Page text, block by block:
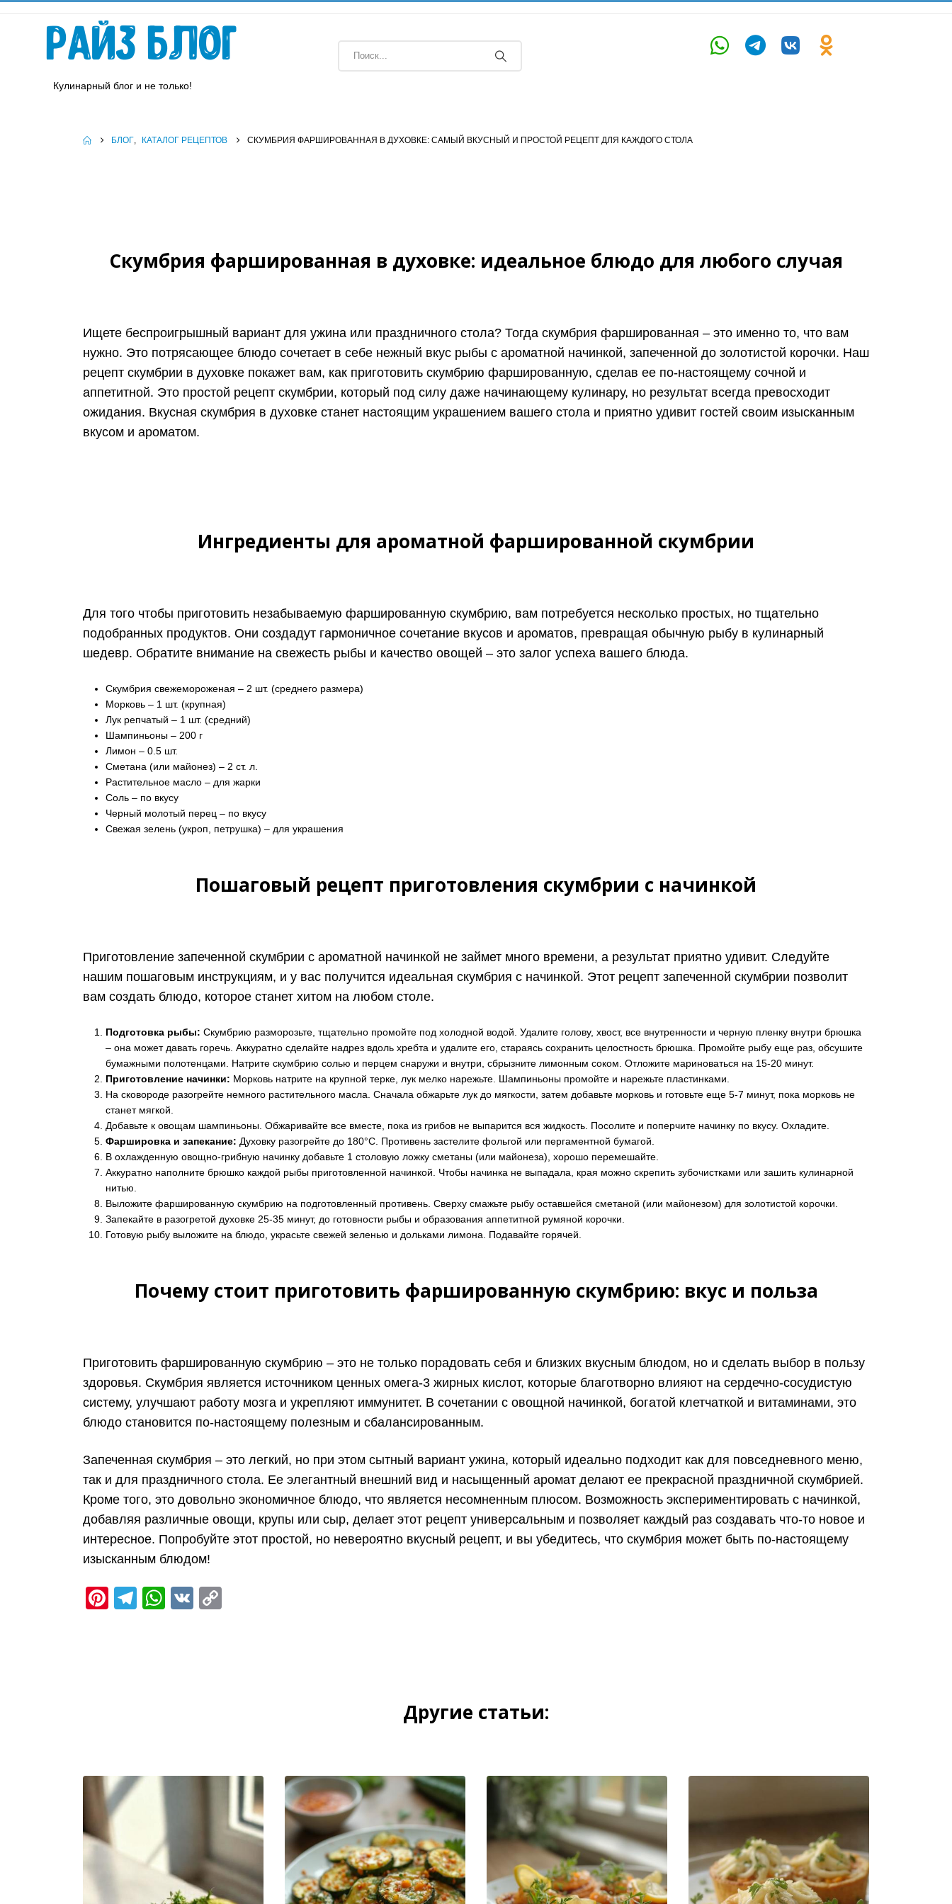
Райз Блог
Кулинарный блог и не только!
БЛОГ, КАТАЛОГ РЕЦЕПТОВ СКУМБРИЯ ФАРШИРОВАННАЯ В ДУХОВКЕ: САМЫЙ ВКУСНЫЙ И ПРОСТОЙ РЕЦЕПТ ДЛЯ КАЖДОГО СТОЛА
Скумбрия фаршированная в духовке: идеальное блюдо для любого случая
Ищете беспроигрышный вариант для ужина или праздничного стола? Тогда скумбрия фаршированная – это именно то, что вам
нужно. Это потрясающее блюдо сочетает в себе нежный вкус рыбы с ароматной начинкой, запеченной до золотистой корочки. Наш
рецепт скумбрии в духовке покажет вам, как приготовить скумбрию фаршированную, сделав ее по-настоящему сочной и
аппетитной. Это простой рецепт скумбрии, который под силу даже начинающему кулинару, но результат всегда превосходит
ожидания. Вкусная скумбрия в духовке станет настоящим украшением вашего стола и приятно удивит гостей своим изысканным
вкусом и ароматом.
Ингредиенты для ароматной фаршированной скумбрии
Для того чтобы приготовить незабываемую фаршированную скумбрию, вам потребуется несколько простых, но тщательно
подобранных продуктов. Они создадут гармоничное сочетание вкусов и ароматов, превращая обычную рыбу в кулинарный
шедевр. Обратите внимание на свежесть рыбы и качество овощей – это залог успеха вашего блюда.
Скумбрия свежемороженая – 2 шт. (среднего размера)
Морковь – 1 шт. (крупная)
Лук репчатый – 1 шт. (средний)
Шампиньоны – 200 г
Лимон – 0.5 шт.
Сметана (или майонез) – 2 ст. л.
Растительное масло – для жарки
Соль – по вкусу
Черный молотый перец – по вкусу
Свежая зелень (укроп, петрушка) – для украшения
Пошаговый рецепт приготовления скумбрии с начинкой
Приготовление запеченной скумбрии с ароматной начинкой не займет много времени, а результат приятно удивит. Следуйте
нашим пошаговым инструкциям, и у вас получится идеальная скумбрия с начинкой. Этот рецепт запеченной скумбрии позволит
вам создать блюдо, которое станет хитом на любом столе.
Подготовка рыбы: Скумбрию разморозьте, тщательно промойте под холодной водой. Удалите голову, хвост, все внутренности и черную пленку внутри брюшка
– она может давать горечь. Аккуратно сделайте надрез вдоль хребта и удалите его, стараясь сохранить целостность брюшка. Промойте рыбу еще раз, обсушите
бумажными полотенцами. Натрите скумбрию солью и перцем снаружи и внутри, сбрызните лимонным соком. Отложите мариноваться на 15-20 минут.
Приготовление начинки: Морковь натрите на крупной терке, лук мелко нарежьте. Шампиньоны промойте и нарежьте пластинками.
На сковороде разогрейте немного растительного масла. Сначала обжарьте лук до мягкости, затем добавьте морковь и готовьте еще 5-7 минут, пока морковь не
станет мягкой.
Добавьте к овощам шампиньоны. Обжаривайте все вместе, пока из грибов не выпарится вся жидкость. Посолите и поперчите начинку по вкусу. Охладите.
Фаршировка и запекание: Духовку разогрейте до 180°C. Противень застелите фольгой или пергаментной бумагой.
В охлажденную овощно-грибную начинку добавьте 1 столовую ложку сметаны (или майонеза), хорошо перемешайте.
Аккуратно наполните брюшко каждой рыбы приготовленной начинкой. Чтобы начинка не выпадала, края можно скрепить зубочистками или зашить кулинарной
нитью.
Выложите фаршированную скумбрию на подготовленный противень. Сверху смажьте рыбу оставшейся сметаной (или майонезом) для золотистой корочки.
Запекайте в разогретой духовке 25-35 минут, до готовности рыбы и образования аппетитной румяной корочки.
Готовую рыбу выложите на блюдо, украсьте свежей зеленью и дольками лимона. Подавайте горячей.
Почему стоит приготовить фаршированную скумбрию: вкус и польза
Приготовить фаршированную скумбрию – это не только порадовать себя и близких вкусным блюдом, но и сделать выбор в пользу
здоровья. Скумбрия является источником ценных омега-3 жирных кислот, которые благотворно влияют на сердечно-сосудистую
систему, улучшают работу мозга и укрепляют иммунитет. В сочетании с овощной начинкой, богатой клетчаткой и витаминами, это
блюдо становится по-настоящему полезным и сбалансированным.
Запеченная скумбрия – это легкий, но при этом сытный вариант ужина, который идеально подходит как для повседневного меню,
так и для праздничного стола. Ее элегантный внешний вид и насыщенный аромат делают ее прекрасной праздничной скумбрией.
Кроме того, это довольно экономичное блюдо, что является несомненным плюсом. Возможность экспериментировать с начинкой,
добавляя различные овощи, крупы или сыр, делает этот рецепт универсальным и позволяет каждый раз создавать что-то новое и
интересное. Попробуйте этот простой, но невероятно вкусный рецепт, и вы убедитесь, что скумбрия может быть по-настоящему
изысканным блюдом!
Pinterest
Telegram
WhatsApp
VK
Другие статьи: